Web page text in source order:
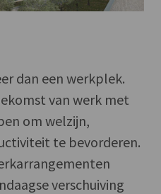
dan een werkplek.
van werk met
om welzijn,
te bevorderen.
verschuiving